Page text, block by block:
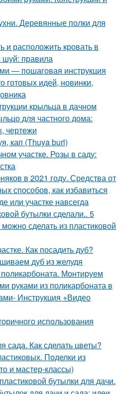
Деревянные полки для
и расположить кровать в
правила
— пошаговая инструкция
идей, новинки,
крыльца в дачном
для частного дома:
чертежи
кап (Thuya burl)
участке. Розы в саду:
в 2021 году. Средства от
способов, как избавиться
или участке навсегда
бутылки сделали.. 5
сделать из пластиковой
Как посадить дуб?
дуб из желудя
Монтируем
руками из поликарбоната в
Инструкция +Видео
использования
сада. Как сделать цветы?
Поделки из
и мастер-классы)
бутылки для дачи.